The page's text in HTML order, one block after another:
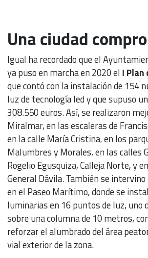
Una ciudad
Igual ha recordado que el
ya puso en marcha en 2020 el I Plan
que contó con la instalación de 154
luz de tecnología led y que supuso
308.550 euros. Así, se realizaron
Miralmar, en las escaleras de
en la calle María Cristina, en los
Malumbres y Morales, en las calles
Rogelio Egusquiza, Calleja Norte, y
General Dávila. También se
en el Paseo Marítimo, donde se
luminarias en 16 puntos de luz, uno
sobre una columna de 10 metros,
reforzar el alumbrado del área
vial exterior de la zona.